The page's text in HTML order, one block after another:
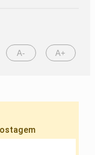
A- A+